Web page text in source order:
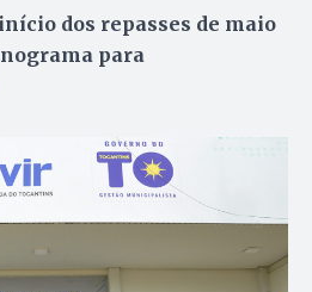
dos repasses de maio
para